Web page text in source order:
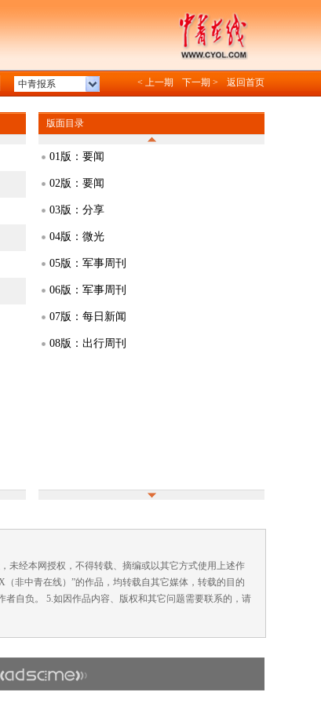
中青报系 < 上一期 下一期 > 返回首页
版面目录
01版：要闻
02版：要闻
03版：分享
04版：微光
05版：军事周刊
06版：军事周刊
07版：每日新闻
08版：出行周刊
未经本网授权，不得转载、摘编或以其它方式使用上述作
非中青在线）”的作品，均转载自其它媒体，转载的目的
自负。 5.如因作品内容、版权和其它问题需要联系的，请